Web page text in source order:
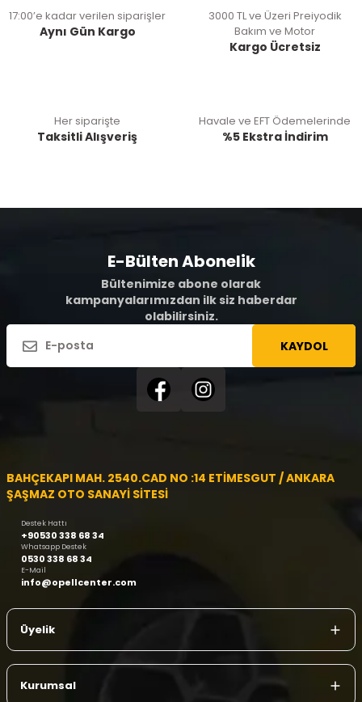
17:00’e kadar verilen siparişler
Aynı Gün Kargo
3000 TL ve Üzeri Preiyodik
Bakım ve Motor
Kargo Ücretsiz
Her siparişte
Taksitli Alışveriş
Havale ve EFT Ödemelerinde
%5 Ekstra İndirim
E-Bülten Abonelik
Bültenimize abone olarak
kampanyalarımızdan ilk siz haberdar
olabilirsiniz.
KAYDOL
BAHÇEKAPI MAH. 2540.CAD NO :14 ETİMESGUT / ANKARA
ŞAŞMAZ OTO SANAYİ SİTESİ
Destek Hattı
+90530 338 68 34
Whatsapp Destek
0530 338 68 34
E-Mail
info@opellcenter.com
Üyelik
Kurumsal